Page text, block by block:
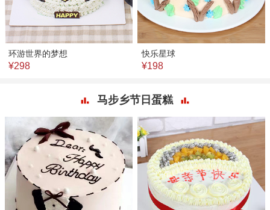
环游世界的梦想
¥298
快乐星球
¥198
马步乡节日蛋糕